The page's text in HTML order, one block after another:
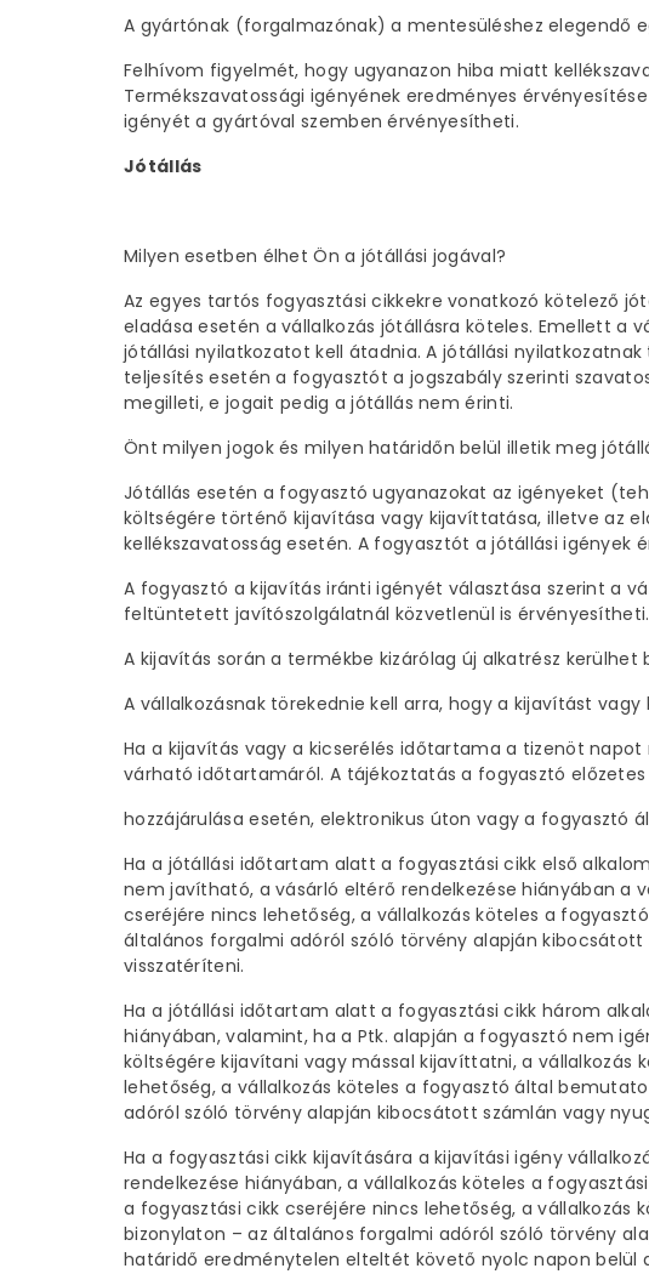
A gyártónak (forgalmazónak) a mentesüléshez elegendő
Felhívom figyelmét, hogy ugyanazon hiba miatt
Termékszavatossági igényének eredményes
igényét a gyártóval szemben érvényesítheti.
Jótállás
Milyen esetben élhet Ön a jótállási jogával?
Az egyes tartós fogyasztási cikkekre vonatkozó kötelező
eladása esetén a vállalkozás jótállásra köteles. Emellett a
jótállási nyilatkozatot kell átadnia. A jótállási
teljesítés esetén a fogyasztót a jogszabály szerinti
megilleti, e jogait pedig a jótállás nem érinti.
Önt milyen jogok és milyen határidőn belül illetik meg
Jótállás esetén a fogyasztó ugyanazokat az igényeket
költségére történő kijavítása vagy kijavíttatása, illetve az
kellékszavatosság esetén. A fogyasztót a jótállási igények
A fogyasztó a kijavítás iránti igényét választása szerint a
feltüntetett javítószolgálatnál közvetlenül is érvényesítheti.
A kijavítás során a termékbe kizárólag új alkatrész kerülhet
A vállalkozásnak törekednie kell arra, hogy a kijavítást
Ha a kijavítás vagy a kicserélés időtartama a tizenöt
várható időtartamáról. A tájékoztatás a fogyasztó előzetes
hozzájárulása esetén, elektronikus úton vagy a fogyasztó
Ha a jótállási időtartam alatt a fogyasztási cikk első
nem javítható, a vásárló eltérő rendelkezése hiányában a
cseréjére nincs lehetőség, a vállalkozás köteles a
általános forgalmi adóról szóló törvény alapján
visszatéríteni.
Ha a jótállási időtartam alatt a fogyasztási cikk három
hiányában, valamint, ha a Ptk. alapján a fogyasztó nem
költségére kijavítani vagy mással kijavíttatni, a vállalkozás
lehetőség, a vállalkozás köteles a fogyasztó által
adóról szóló törvény alapján kibocsátott számlán vagy
Ha a fogyasztási cikk kijavítására a kijavítási igény
rendelkezése hiányában, a vállalkozás köteles a
a fogyasztási cikk cseréjére nincs lehetőség, a
bizonylaton – az általános forgalmi adóról szóló törvény
határidő eredménytelen elteltét követő nyolc napon belül